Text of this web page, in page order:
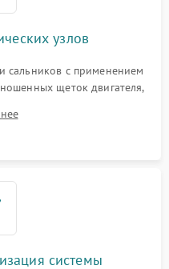
узлов
сальников с применением
щеток двигателя,
манжеты.
системы